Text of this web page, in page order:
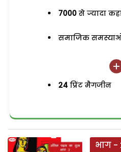
7000 से ज्यादा
समाजिक
24 प्रिंट मैगजीन
भाग -